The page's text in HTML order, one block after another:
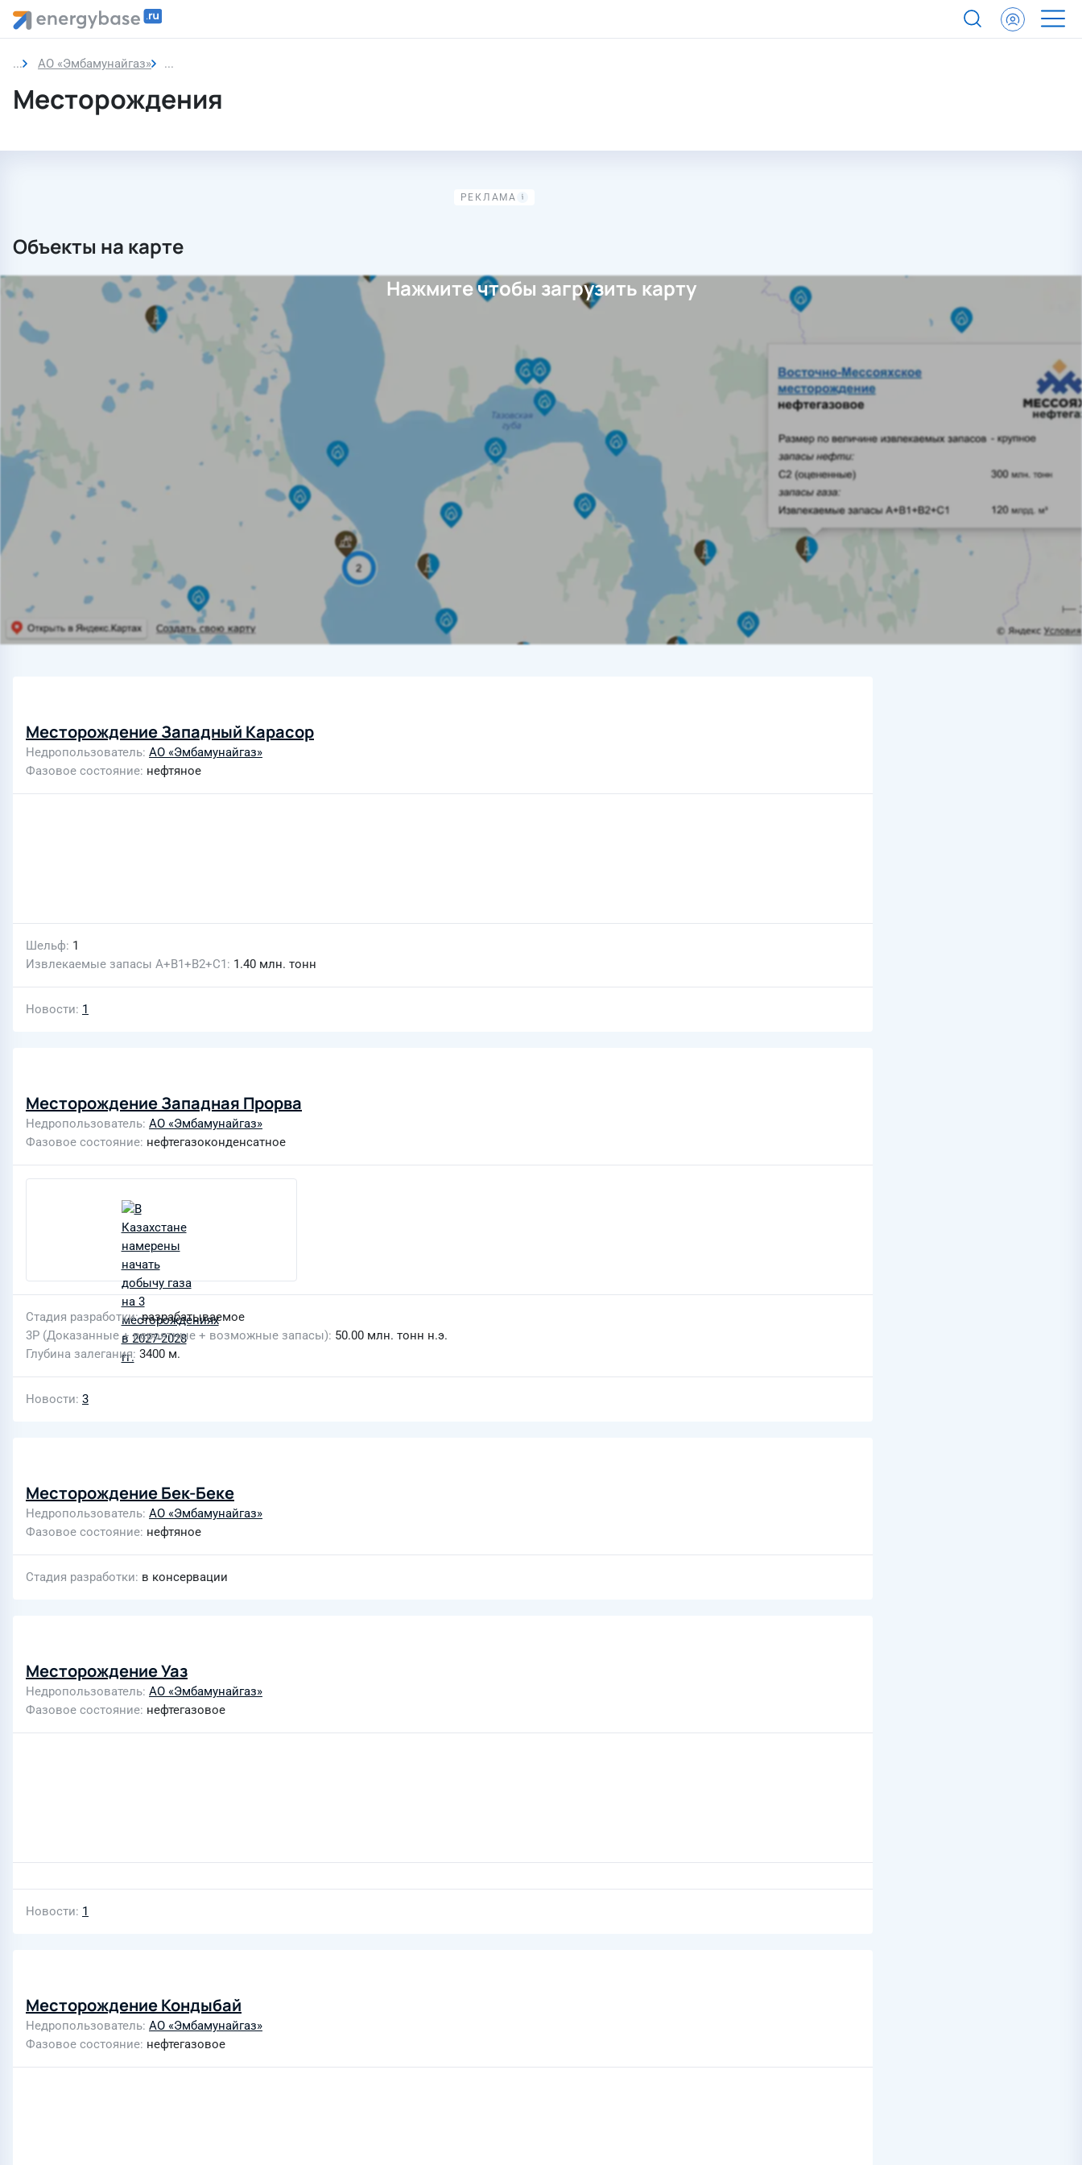
АО «Эмбамунайгаз» Месторождения
Месторождения
Объекты на карте
Нажмите чтобы загрузить карту
Месторождение Западный Карасор
Недропользователь АО «Эмбамунайгаз»
Фазовое состояние нефтяное
Шельф 1
Извлекаемые запасы A+B1+B2+C1
1.40 млн. тонн
Новости 1
Месторождение Западная Прорва
Недропользователь АО «Эмбамунайгаз»
Фазовое состояние нефтегазоконденсатное
Стадия разработки разрабатываемое
3P (Доказанные + вероятные + возможные запасы) 50.00 млн. тонн н.э.
Глубина залегания 3400 м.
Новости 3
Месторождение Бек-Беке
Недропользователь АО «Эмбамунайгаз»
Фазовое состояние нефтяное
Стадия разработки в консервации
Месторождение Уаз
Недропользователь АО «Эмбамунайгаз»
Фазовое состояние нефтегазовое
Новости 1
Месторождение Кондыбай
Недропользователь АО «Эмбамунайгаз»
Фазовое состояние нефтегазовое